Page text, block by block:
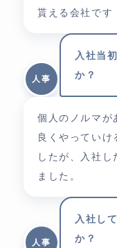
貰える会社です
人事
入社当
か？
個人のノルマ
良くやっていけ
したが、入社し
ました。
人事
入社し
か？